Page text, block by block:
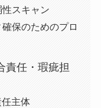
スキャン
保のためのプロ
責任・瑕疵担
主体